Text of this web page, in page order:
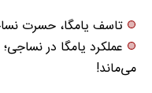
تاسف یامگا، حسرت
عملکرد یامگا در
می‌ماند!